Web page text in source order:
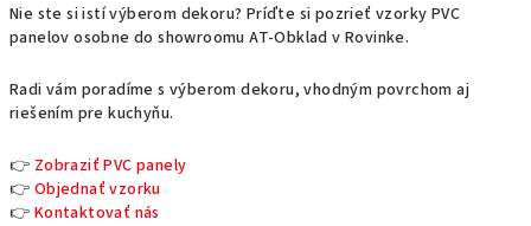
Nie ste si istí výberom dekoru? Príďte si pozrieť vzorky PVC
panelov osobne do showroomu AT-Obklad v Rovinke.
Radi vám poradíme s výberom dekoru, vhodným povrchom aj
riešením pre kuchyňu.
👉 Zobraziť PVC panely
👉 Objednať vzorku
👉 Kontaktovať nás